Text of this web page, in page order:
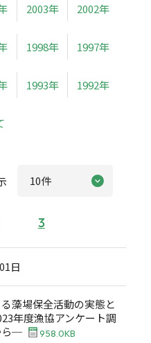
2003年 2002年
1998年 1997年
1993年 1992年
3
日
藻場保全活動の実態と
年度漁協アンケート調
ら─
958.0KB